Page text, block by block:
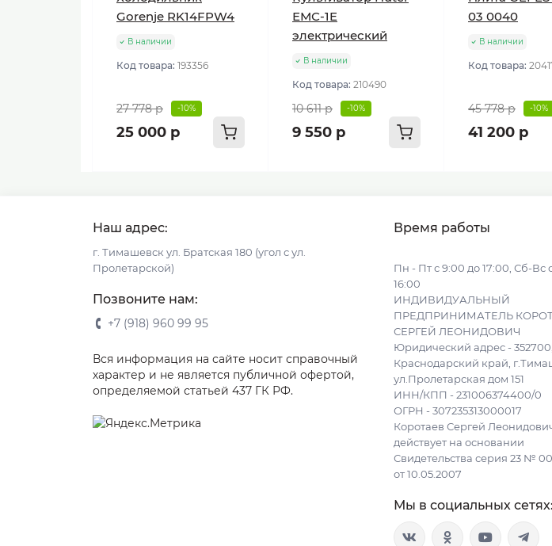
Gorenje RK14FPW4
В наличии
Код товара: 193356
27 778 р -10%
25 000 р
ЕМС-1E
электрический
В наличии
Код товара: 210490
10 611 р -10%
9 550 р
03 0040
В наличии
Код товара:
45 778 р -10%
41 200 р
Наш адрес:
г. Тимашевск ул. Братская 180 (угол с ул.
Пролетарской)
Позвоните нам:
+7 (918) 960 99 95
Вся информация на сайте носит справочный
характер и не является публичной офертой,
определяемой статьей 437 ГК РФ.
Время работы
Пн - Пт с 9:00 до 17:00, Сб-Вс
16:00
ИНДИВИДУАЛЬНЫЙ
ПРЕДПРИНИМАТЕЛЬ
СЕРГЕЙ ЛЕОНИДОВИЧ
Юридический адрес -
Краснодарский край,
ул.Пролетарская дом 151
ИНН/КПП - 231006374400/0
ОГРН - 307235313000017
Коротаев Сергей
действует на основании
Свидетельства серия 23 №
от 10.05.2007
Мы в социальных сетях: